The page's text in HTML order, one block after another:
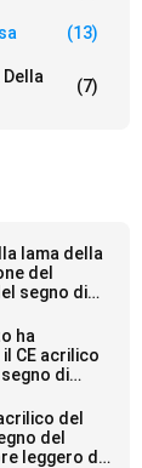
(13)
(7)
lama della
del
segno di
ha
CE acrilico
segno di
del
del
leggero di